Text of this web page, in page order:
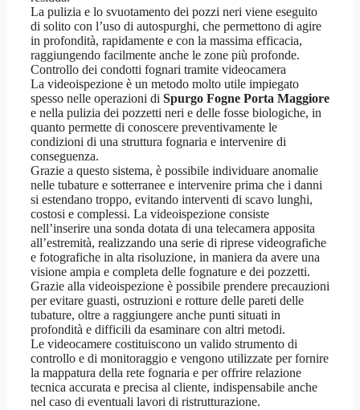
La pulizia e lo svuotamento dei pozzi neri viene eseguito
di solito con l’uso di autospurghi, che permettono di agire
in profondità, rapidamente e con la massima efficacia,
raggiungendo facilmente anche le zone più profonde.
Controllo dei condotti fognari tramite videocamera
La videoispezione è un metodo molto utile impiegato
spesso nelle operazioni di Spurgo Fogne Porta Maggiore
e nella pulizia dei pozzetti neri e delle fosse biologiche, in
quanto permette di conoscere preventivamente le
condizioni di una struttura fognaria e intervenire di
conseguenza.
Grazie a questo sistema, è possibile individuare anomalie
nelle tubature e sotterranee e intervenire prima che i danni
si estendano troppo, evitando interventi di scavo lunghi,
costosi e complessi. La videoispezione consiste
nell’inserire una sonda dotata di una telecamera apposita
all’estremità, realizzando una serie di riprese videografiche
e fotografiche in alta risoluzione, in maniera da avere una
visione ampia e completa delle fognature e dei pozzetti.
Grazie alla videoispezione è possibile prendere precauzioni
per evitare guasti, ostruzioni e rotture delle pareti delle
tubature, oltre a raggiungere anche punti situati in
profondità e difficili da esaminare con altri metodi.
Le videocamere costituiscono un valido strumento di
controllo e di monitoraggio e vengono utilizzate per fornire
la mappatura della rete fognaria e per offrire relazione
tecnica accurata e precisa al cliente, indispensabile anche
nel caso di eventuali lavori di ristrutturazione.